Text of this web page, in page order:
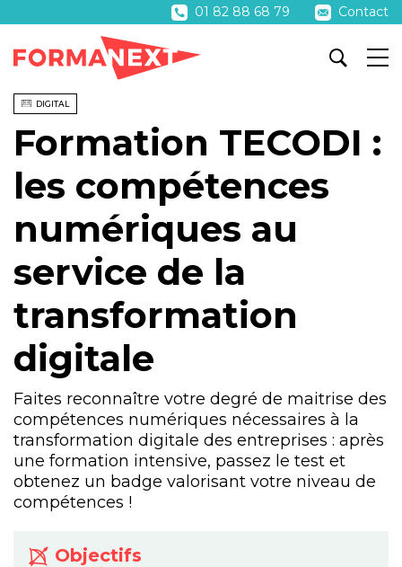
01 82 88 68 79 Contact
DIGITAL
Formation TECODI :
les compétences
numériques au
service de la
transformation
digitale
Faites reconnaître votre degré de maitrise des
compétences numériques nécessaires à la
transformation digitale des entreprises : après
une formation intensive, passez le test et
obtenez un badge valorisant votre niveau de
compétences !
Objectifs